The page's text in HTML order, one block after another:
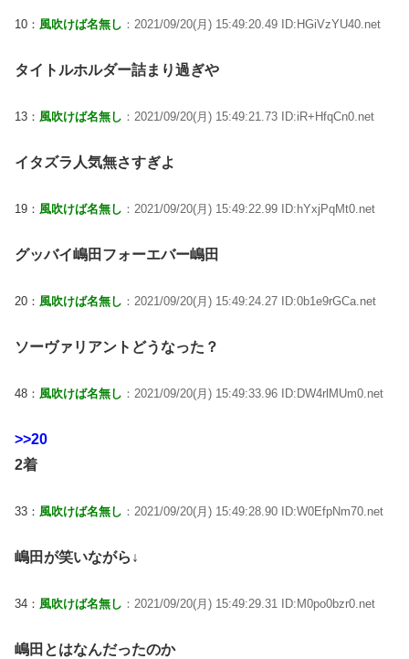
10： 風吹けば名無し ：2021/09/20(月) 15:49:20.49 ID:HGiVzYU40.net
タイトルホルダー詰まり過ぎや
13： 風吹けば名無し ：2021/09/20(月) 15:49:21.73 ID:iR+HfqCn0.net
イタズラ人気無さすぎよ
19： 風吹けば名無し ：2021/09/20(月) 15:49:22.99 ID:hYxjPqMt0.net
グッバイ嶋田フォーエバー嶋田
20： 風吹けば名無し ：2021/09/20(月) 15:49:24.27 ID:0b1e9rGCa.net
ソーヴァリアントどうなった？
48： 風吹けば名無し ：2021/09/20(月) 15:49:33.96 ID:DW4rlMUm0.net
>>20
2着
33： 風吹けば名無し ：2021/09/20(月) 15:49:28.90 ID:W0EfpNm70.net
嶋田が笑いながら↓
34： 風吹けば名無し ：2021/09/20(月) 15:49:29.31 ID:M0po0bzr0.net
嶋田とはなんだったのか